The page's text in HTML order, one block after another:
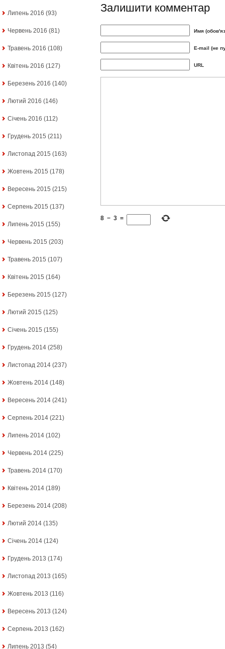
Липень 2016 (93)
Червень 2016 (81)
Травень 2016 (108)
Квітень 2016 (127)
Березень 2016 (140)
Лютий 2016 (146)
Січень 2016 (112)
Грудень 2015 (211)
Листопад 2015 (163)
Жовтень 2015 (178)
Вересень 2015 (215)
Серпень 2015 (137)
Липень 2015 (155)
Червень 2015 (203)
Травень 2015 (107)
Квітень 2015 (164)
Березень 2015 (127)
Лютий 2015 (125)
Січень 2015 (155)
Грудень 2014 (258)
Листопад 2014 (237)
Жовтень 2014 (148)
Вересень 2014 (241)
Серпень 2014 (221)
Липень 2014 (102)
Червень 2014 (225)
Травень 2014 (170)
Квітень 2014 (189)
Березень 2014 (208)
Лютий 2014 (135)
Січень 2014 (124)
Грудень 2013 (174)
Листопад 2013 (165)
Жовтень 2013 (116)
Вересень 2013 (124)
Серпень 2013 (162)
Липень 2013 (54)
Залишити комментар
Имя
E-mail (не
URL
8 − 3 =